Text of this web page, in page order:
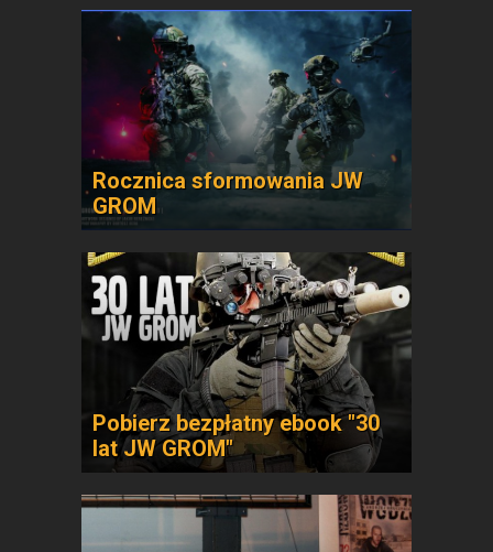
Rocznica sformowania JW
GROM
Pobierz bezpłatny ebook "30
lat JW GROM"